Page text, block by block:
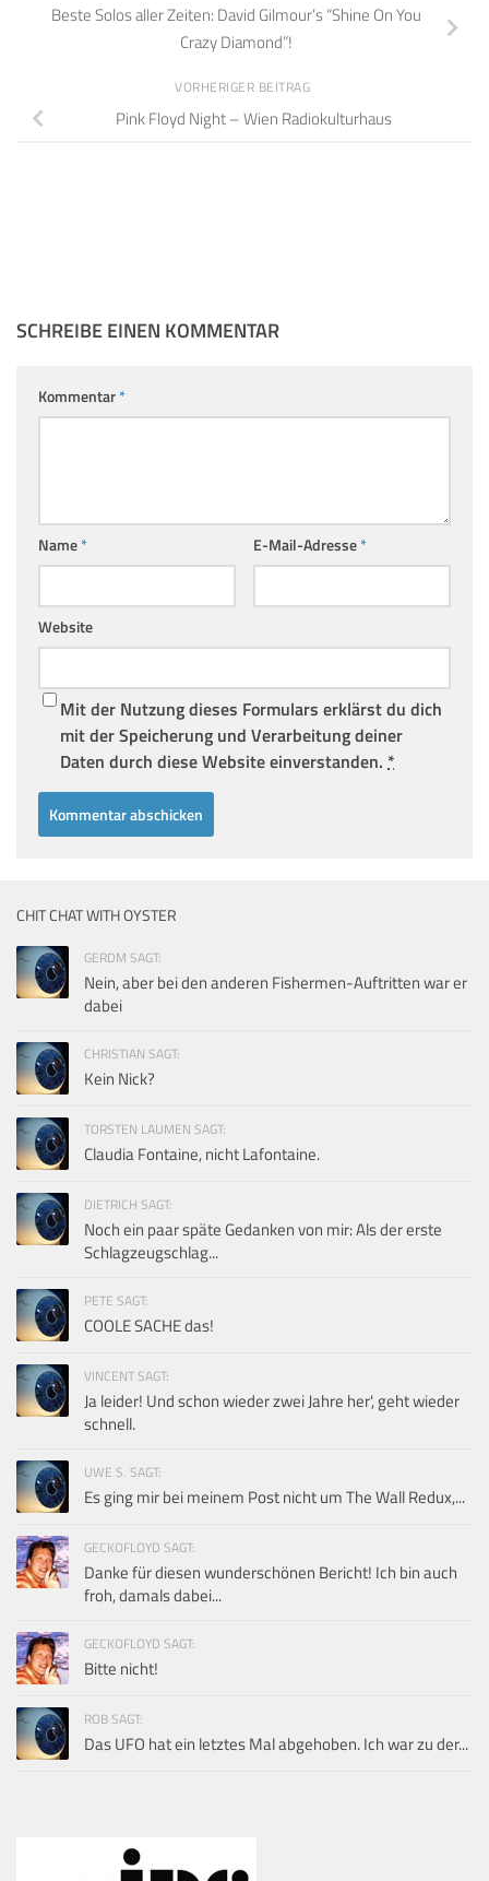
Beste Solos aller Zeiten: David Gilmour’s “Shine On You
Crazy Diamond”!
VORHERIGER BEITRAG
Pink Floyd Night – Wien Radiokulturhaus
SCHREIBE EINEN KOMMENTAR
Kommentar*
Name* E-Mail-Adresse*
Website
Mit der Nutzung dieses Formulars erklärst du dich
mit der Speicherung und Verarbeitung deiner
Daten durch diese Website einverstanden. *
CHIT CHAT WITH OYSTER
GERDM SAGT:
Nein, aber bei den anderen Fishermen-Auftritten war er
dabei
CHRISTIAN SAGT:
Kein Nick?
TORSTEN LAUMEN SAGT:
Claudia Fontaine, nicht Lafontaine.
DIETRICH SAGT:
Noch ein paar späte Gedanken von mir: Als der erste
Schlagzeugschlag...
PETE SAGT:
COOLE SACHE das!
VINCENT SAGT:
Ja leider! Und schon wieder zwei Jahre her', geht wieder
schnell.
UWE S. SAGT:
Es ging mir bei meinem Post nicht um The Wall Redux,...
GECKOFLOYD SAGT:
Danke für diesen wunderschönen Bericht! Ich bin auch
froh, damals dabei...
GECKOFLOYD SAGT:
Bitte nicht!
ROB SAGT:
Das UFO hat ein letztes Mal abgehoben. Ich war zu der...